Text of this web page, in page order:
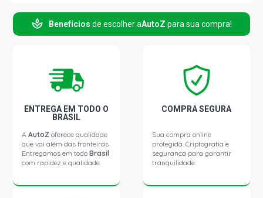
Benefícios de escolher aAutoZ para sua compra!
ENTREGA EM TODO O
BRASIL
AAutoZ oferece qualidade
que vai além das fronteiras.
Entregamos em todoBrasil
com rapidez e qualidade.
COMPRA SEGURA
Sua compra online
protegida. Criptografia e
segurança para garantir
tranquilidade.